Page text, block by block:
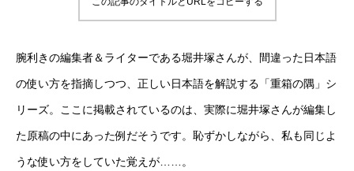
腕利きの編集者＆ライターである堀井塚さんが、間違った日本語
の使い方を指摘しつつ、正しい日本語を解説する「重箱の隅」シ
リーズ。ここに掲載されているのは、実際に堀井塚さんが編集し
た原稿の中にあった例だそうです。恥ずかしながら、私も同じよ
うな使い方をしていた覚えが……。